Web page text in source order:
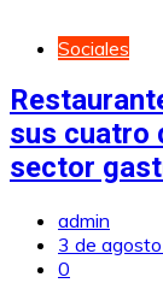
Sociales
sus cuatro
sector
admin
3 de
0